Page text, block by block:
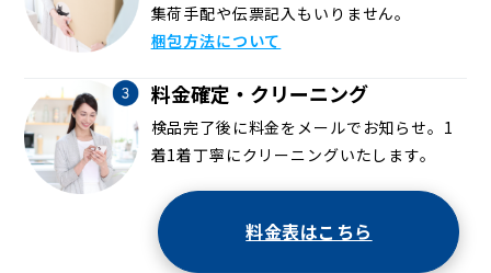
集荷手配や伝票記入もいりません。
梱包方法について
料金確定・クリーニング
検品完了後に料金をメールでお知らせ。1
着1着丁寧にクリーニングいたします。
料金表はこちら